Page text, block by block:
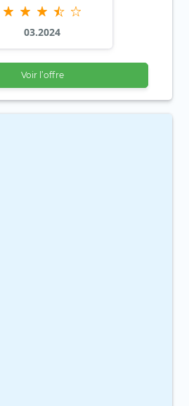
03.2024
Voir l’offre